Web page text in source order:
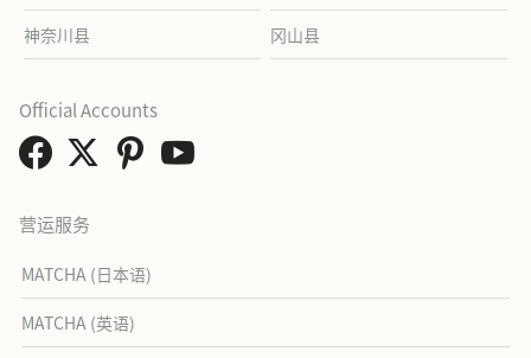
神奈川县 冈山县
营运服务
MATCHA (日本语)
MATCHA (英语)
Official Accounts